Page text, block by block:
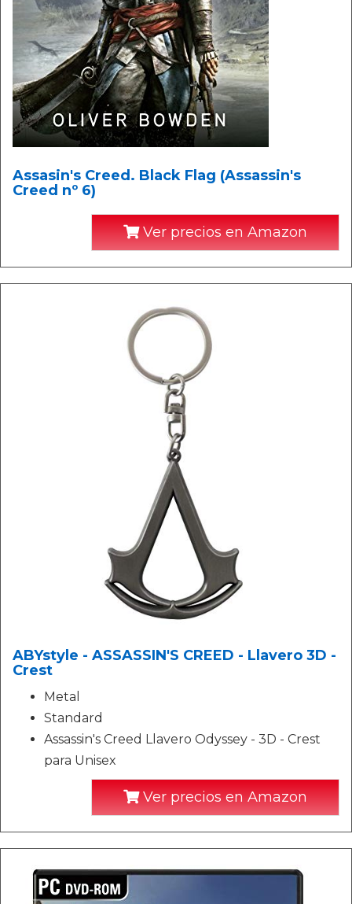
Assasin's Creed. Black Flag (Assassin's
Creed nº 6)
Ver precios en Amazon
ABYstyle - ASSASSIN'S CREED - Llavero 3D -
Crest
Metal
Standard
Assassin's Creed Llavero Odyssey - 3D - Crest
para Unisex
Ver precios en Amazon